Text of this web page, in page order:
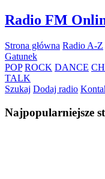
Skip
to
Radio FM
Strona główna Radio A-Z
Gatunek
POP ROCK DANCE
TALK
Szukaj Dodaj radio
Najpopularniejsze